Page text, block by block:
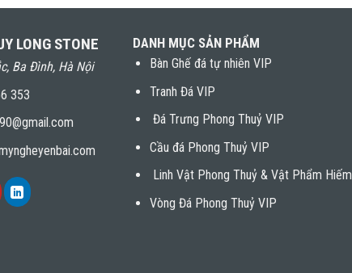
LONG STONE
Ba Đình, Hà Nội
353
DANH MỤC SẢN PHẨM
Bàn Ghế đá tự nhiên VIP
Tranh Đá VIP
Đá Trưng Phong Thuỷ VIP
Cầu đá Phong Thuỷ VIP
Linh Vật Phong Thuỷ & Vật Phẩm Hiếm
Vòng Đá Phong Thuỷ VIP